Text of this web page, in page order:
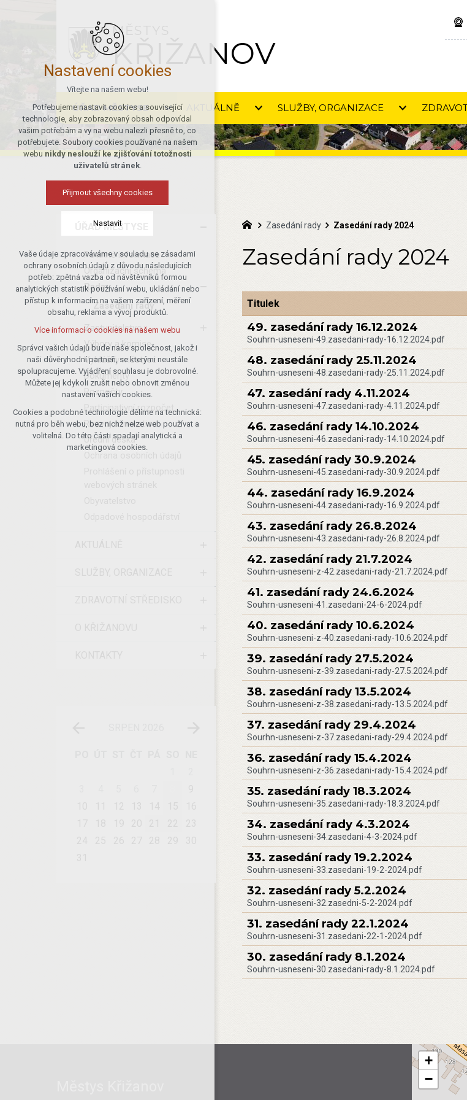
MĚSTYS
KŘIŽANOV
ÚŘAD MĚSTYSE AKTUÁLNĚ SLUŽBY, ORGANIZACE
ÚŘAD MĚSTYSE
Povinné informace
Organizační schéma
Rada
Zasedání rady
Zastupitelstvo
Výbory a komise
Vyhlášky městyse
Dokumenty
Rozpočty
Participativní rozpočet
Rozvoj a investice
Úřední deska
Ochrana osobních údajů
Zasedání rady Zasedání rady 2024
Zasedání rady 2024
Titulek
49. zasedání rady 16.12.2024
Souhrn-usneseni-49.zasedani-rady-16.12.2024.pdf
48. zasedání rady 25.11.2024
Souhrn-usneseni-48.zasedani-rady-25.11.2024.pdf
47. zasedání rady 4.11.2024
Souhrn-usneseni-47.zasedani-rady-4.11.2024.pdf
46. zasedání rady 14.10.2024
Souhrn-usneseni-46.zasedani-rady-14.10.2024.pdf
45. zasedání rady 30.9.2024
Souhrn-usneseni-45.zasedani-rady-30.9.2024.pdf
44. zasedání rady 16.9.2024
Souhrn-usneseni-44.zasedani-rady-16.9.2024.pdf
43. zasedání rady 26.8.2024
Souhrn-usneseni-43.zasedani-rady-26.8.2024.pdf
42. zasedání rady 21.7.2024
Souhrn-usneseni-z-42.zasedani-rady-21.7.2024.pdf
41. zasedání rady 24.6.2024
Souhrn-usneseni-41.zasedani-24-6-2024.pdf
40. zasedání rady 10.6.2024
Souhrn-usneseni-z-40.zasedani-rady-10.6.2024.pdf
39. zasedání rady 27.5.2024
Souhrn-usneseni-z-39.zasedani-rady-27.5.2024.pdf
38. zasedání rady 13.5.2024
Souhrn-usneseni-z-38.zasedani-rady-13.5.2024.pdf
37. zasedání rady 29.4.2024
Sourhn-usneseni-z-37.zasedani-rady-29.4.2024.pdf
36. zasedání rady 15.4.2024
Souhrn-usneseni-z-36.zasedani-rady-15.4.2024.pdf
35. zasedání rady 18.3.2024
Souhrn-usneseni-35.zasedani-rady-18.3.2024.pdf
34. zasedání rady 4.3.2024
Souhrn-usneseni-34.zasedani-4-3-2024.pdf
33. zasedání rady 19.2.2024
Souhrn-usneseni-33.zasedani-19-2-2024.pdf
32. zasedání rady 5.2.2024
Souhrn-usneseni-32.zasedni-5-2-2024.pdf
31. zasedání rady 22.1.2024
Souhrn-usneseni-31.zasedani-22-1-2024.pdf
30. zasedání rady 8.1.2024
Souhrn-usneseni-30.zasedani-rady-8.1.2024.pdf
+
−
Nastavení cookies
Vítejte na našem webu!
Potřebujeme nastavit cookies a související
technologie, aby zobrazovaný obsah odpovídal
vašim potřebám a vy na webu nalezli přesně to, co
potřebujete. Soubory cookies používané na našem
webu nikdy neslouží ke zjišťování totožnosti
uživatelů stránek.
Přijmout všechny cookies
Nastavit
Technická cookies
nutná pro provozování webu
udržení kontextu stránek (session):
případná přihlášení, volby jazyka, apod.
Volitelná cookies
analytická pro anonymizované
vyhodnocení návštěvnosti
marketingová cookies (Google)
Více informací o cookies na našem webu
Přijmout všechny cookies
Odmítnout vše
Vaše údaje zpracováváme v souladu se zásadami
ochrany osobních údajů z důvodu následujících
potřeb: zpětná vazba od návštěvníků formou
analytických statistik používání webu, ukládání nebo
přístup k informacím na vašem zařízení, měření
obsahu, reklama a vývoj produktů.
Více informací o cookies na našem webu
Správci vašich údajů bude naše společnost, jakož i
naši důvěryhodní partneři, se kterými neustále
spolupracujeme. Vyjádření souhlasu je dobrovolné.
Můžete jej kdykoli zrušit nebo obnovit změnou
nastavení vašich cookies.
Cookies a podobné technologie dělíme na technická:
nutná pro běh webu, bez nichž nelze web používat a
volitelná. Do této části spadají analytická a
marketingová cookies.